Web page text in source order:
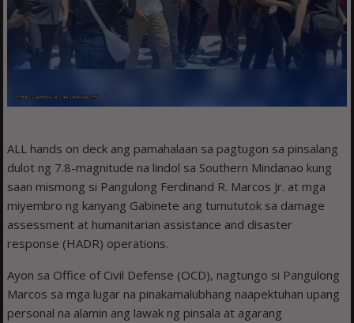
ALL hands on deck ang pamahalaan sa pagtugon sa pinsalang
dulot ng 7.8-magnitude na lindol sa Southern Mindanao kung
saan mismong si Pangulong Ferdinand R. Marcos Jr. at mga
miyembro ng kanyang Gabinete ang tumututok sa damage
assessment at humanitarian assistance and disaster
response (HADR) operations.
Ayon sa Office of Civil Defense (OCD), nagtungo si Pangulong
Marcos sa mga lugar na pinakamalubhang naapektuhan upang
personal na alamin ang lawak ng pinsala at agarang